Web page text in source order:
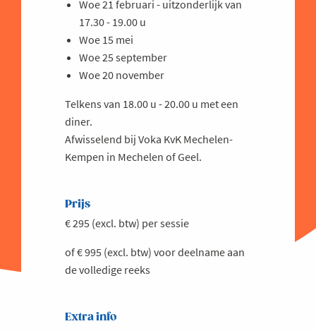
Woe 21 februari - uitzonderlijk van
17.30 - 19.00 u
Woe 15 mei
Woe 25 september
Woe 20 november
Telkens van 18.00 u - 20.00 u met een
diner.
Afwisselend bij Voka KvK Mechelen-
Kempen in Mechelen of Geel.
Prijs
€ 295 (excl. btw) per sessie
of € 995 (excl. btw) voor deelname aan
de volledige reeks
Extra info